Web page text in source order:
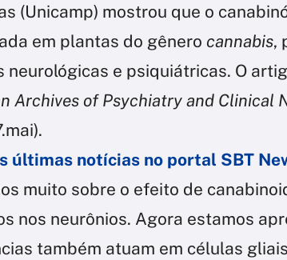
(Unicamp) mostrou que o
em plantas do gênero cannabis,
neurológicas e psiquiátricas. O
Archives of Psychiatry and Clinical
últimas notícias no portal SBT
muito sobre o efeito de
nos neurônios. Agora estamos
também atuam em células